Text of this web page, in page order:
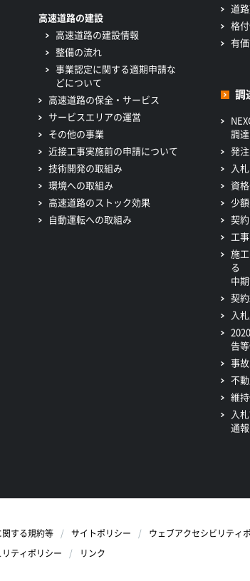
高速道路の建設
高速道路の建設情報
整備の流れ
事業認定に関する適期申請な
どについて
高速道路の保全・サービス
サービスエリアの運営
その他の事業
近接工事実施前の申請について
技術開発の取組み
環境への取組み
高速道路のストック効果
自動運転への取組み
道
格
有
調
調
発
入
資
少
契
工
施
る
中
契
入
告
事
不
維
入
通
する規約等 サイトポリシー
ウェブアクセシビリティ
ティポリシー リンク